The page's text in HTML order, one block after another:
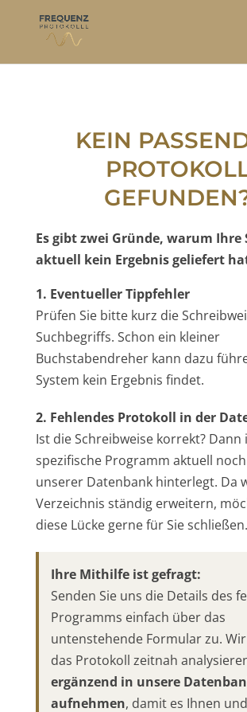
KEIN
Es gibt zwei Gründe, warum Ihre
aktuell kein Ergebnis geliefert
1. Eventueller Tippfehler
Prüfen Sie bitte kurz die
Suchbegriffs. Schon ein kleiner
Buchstabendreher kann dazu
System kein Ergebnis findet.
2. Fehlendes Protokoll in der
Ist die Schreibweise korrekt? Dann
spezifische Programm aktuell
unserer Datenbank hinterlegt. Da
Verzeichnis ständig erweitern,
diese Lücke gerne für Sie schließen.
Ihre Mithilfe ist gefragt:
Senden Sie uns die Details des
Programms einfach über das
untenstehende Formular zu.
das Protokoll zeitnah
ergänzend in unsere
aufnehmen, damit es Ihnen